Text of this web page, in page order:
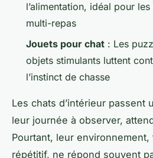
l’alimentation, idéal pour
multi-repas
Jouets pour chat : Les
objets stimulants luttent
l’instinct de chasse
Les chats d’intérieur passent
leur journée à observer,
Pourtant, leur
répétitif, ne répond souvent